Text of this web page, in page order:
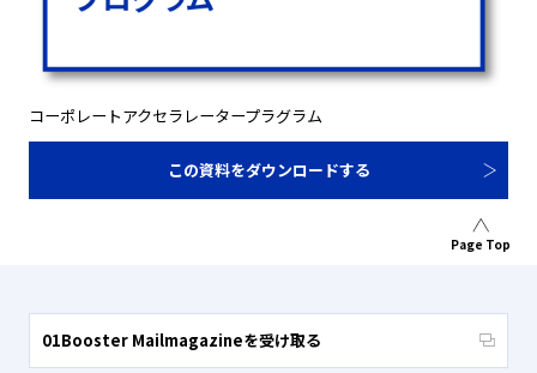
コーポレートアクセラレータープラグラム
この資料をダウンロードする
Page Top
01Booster Mailmagazineを受け取る